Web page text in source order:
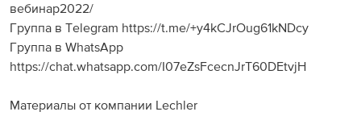
вебинар2022/
Группа в Telegram https://t.me/+y4kCJrOug61kNDcy
Группа в WhatsApp
https://chat.whatsapp.com/I07eZsFcecnJrT60DEtvjH
Материалы от компании Lechler